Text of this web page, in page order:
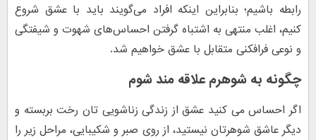
رابطه باشیم؛ بنابراین اینکه افراد می‌گویند باید با عشق شروع
کنیم، اغلب منتهی به اشتباه گرفتن احساس‌های شهوت و شیفتگی
و نوعی فرافکنی متقابل با عشق خواهیم شد.
چگونه به شوهرم علاقه مند شوم
اگر احساس می کنید عشق از زندگی زناشویی تان رخت بربسته و
دیگر عاشق شوهرتان نیستید، از روی صبر و شکیبایی، مراحل زیر را